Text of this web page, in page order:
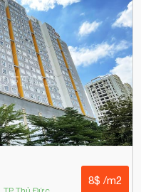
8$ /m2